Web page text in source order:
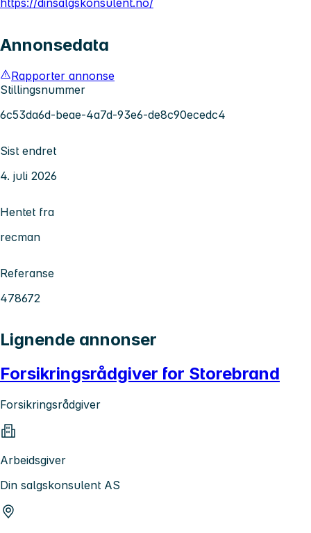
Annonsedata
Rapporter annonse
Stillingsnummer
6c53da6d-beae-4a7d-93e6-de8c90ecedc4
Sist endret
4. juli 2026
Hentet fra
recman
Referanse
478672
Lignende annonser
Forsikringsrådgiver for Storebrand
Forsikringsrådgiver
Arbeidsgiver
Din salgskonsulent AS